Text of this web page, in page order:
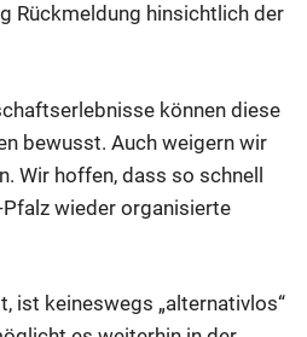
Rückmeldung hinsichtlich der
können diese
bewusst. Auch weigern wir
Wir hoffen, dass so schnell
wieder organisierte
ist keineswegs „alternativlos“